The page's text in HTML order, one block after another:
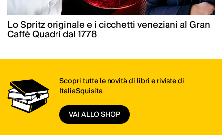
Lo Spritz originale e i cicchetti veneziani al Gran
Caffè Quadri dal 1778
Scopri tutte le novità di libri e riviste di
ItaliaSquisita
VAI ALLO SHOP